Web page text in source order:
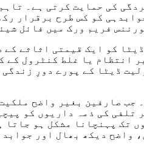
کی حمایت کرتی ہے۔
کو کس طرح برقرار
فریم ورک میں فائل
کو ایک قیمتی اثاثے کے
انتظام یا غلط کنٹرول کے
ڈیٹا کے پورے دورِ
صارفین بغیر واضح
کی ذمہ داریوں کو
تک پہنچانا مشکل ہو جاتا
واضح دیکھ بھال اور